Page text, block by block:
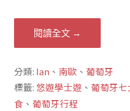
閱讀全文 →
分類: Ian 、 南歐 、葡萄牙
標籤: 悠遊學士遊 、葡萄牙七
食 、葡萄牙行程